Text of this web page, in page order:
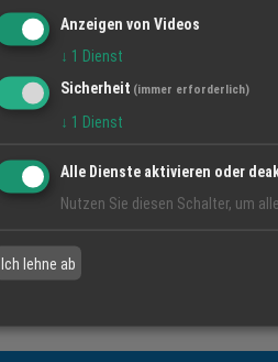
Anzeigen von Videos
↓ 1 Dienst
Sicherheit (immer erforderlich)
↓ 1 Dienst
Alle Dienste aktivieren oder
Nutzen Sie diesen Schalter, um
Ich lehne ab